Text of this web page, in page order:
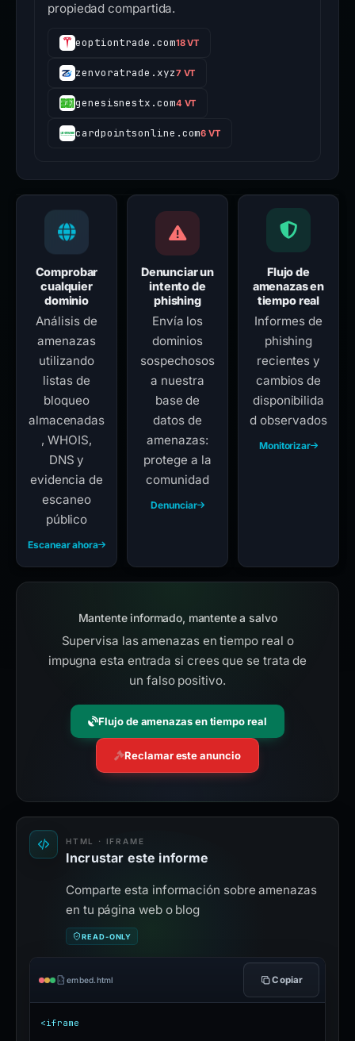
propiedad compartida.
eoptiontrade.com18 VT
zenvoratrade.xyz7 VT
genesisnestx.com4 VT
cardpointsonline.com6 VT
Comprobar
cualquier
dominio
Análisis de
amenazas
utilizando
listas de
bloqueo
almacenadas
, WHOIS,
DNS y
evidencia de
escaneo
público
Escanear ahora
Denunciar un
intento de
phishing
Envía los
dominios
sospechosos
a nuestra
base de
datos de
amenazas:
protege a la
comunidad
Denunciar
Flujo de
amenazas en
tiempo real
Informes de
phishing
recientes y
cambios de
disponibilida
d observados
Monitorizar
Mantente informado, mantente a salvo
Supervisa las amenazas en tiempo real o
impugna esta entrada si crees que se trata de
un falso positivo.
Flujo de amenazas en tiempo real
Reclamar este anuncio
HTML · IFRAME
Incrustar este informe
Comparte esta información sobre amenazas
en tu página web o blog
READ-ONLY
embed.html Copiar
<iframe